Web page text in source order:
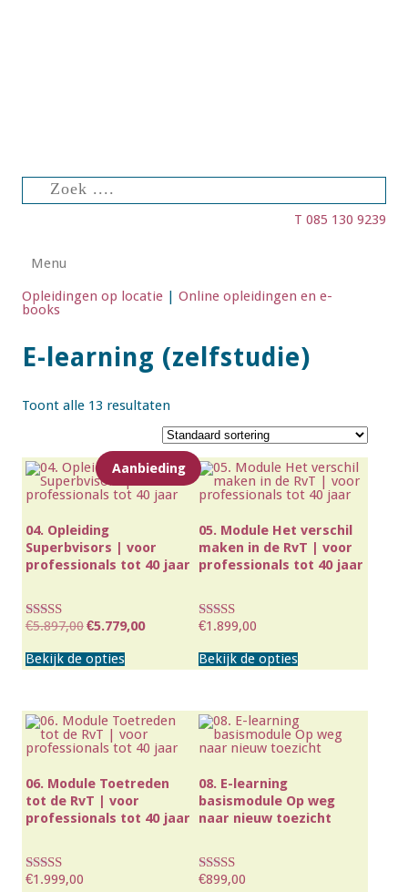
Zoeken
naar:
T 085 130 9239
Menu
Opleidingen op locatie | Online opleidingen en e-
books
E-learning (zelfstudie)
Toont alle 13 resultaten
Aanbieding
04. Opleiding
Superbvisors | voor
professionals tot 40 jaar
Waardering
uit 5
€5.897,00Oorspronkelijke
was:
€5.897,00.
€5.779,00Huidige
€5.779,00.
Bekijk de optiesproduct
heeft
Deze
optie
kan
gekozen
op
de
productpagina
05. Module Het verschil
maken in de RvT | voor
professionals tot 40 jaar
Waardering
uit 5
€1.899,00
Bekijk de optiesproduct
heeft
Deze
optie
kan
gekozen
de
productpagina
06. Module Toetreden
tot de RvT | voor
professionals tot 40 jaar
Waardering
€1.999,00
08. E-learning
basismodule Op weg
naar nieuw toezicht
Waardering
€899,00